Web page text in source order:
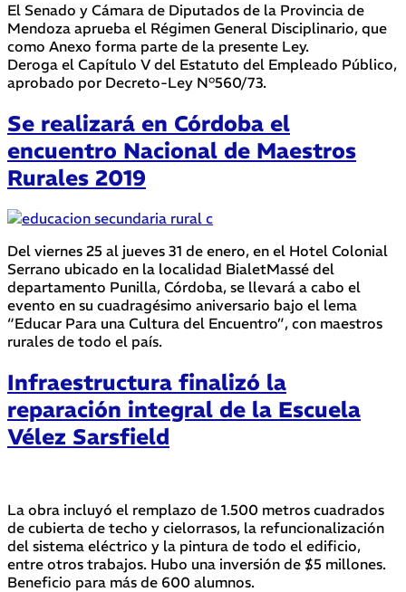
El Senado y Cámara de Diputados de la Provincia de
Mendoza aprueba el Régimen General Disciplinario, que
como Anexo forma parte de la presente Ley.
Deroga el Capítulo V del Estatuto del Empleado Público,
aprobado por Decreto-Ley N°560/73.
Se realizará en Córdoba el
encuentro Nacional de Maestros
Rurales 2019
Del viernes 25 al jueves 31 de enero, en el Hotel Colonial
Serrano ubicado en la localidad BialetMassé del
departamento Punilla, Córdoba, se llevará a cabo el
evento en su cuadragésimo aniversario bajo el lema
“Educar Para una Cultura del Encuentro”, con maestros
rurales de todo el país.
Infraestructura finalizó la
reparación integral de la Escuela
Vélez Sarsfield
La obra incluyó el remplazo de 1.500 metros cuadrados
de cubierta de techo y cielorrasos, la refuncionalización
del sistema eléctrico y la pintura de todo el edificio,
entre otros trabajos. Hubo una inversión de $5 millones.
Beneficio para más de 600 alumnos.